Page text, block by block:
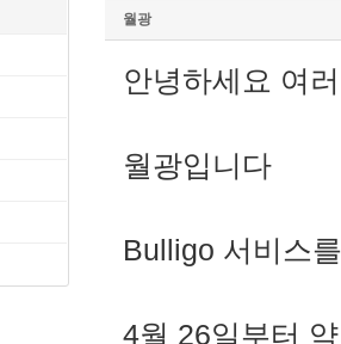
3. 캔들 패턴(3)
--------차트 패턴--------
3. 삼각수렴 패턴 종류
4. 쌍바닥 패턴
7. 하모닉 패턴
10. 엘리어트 파동
월광
안녕하세요 여
월광입니다
Bulligo 서비스
4월 26일부터